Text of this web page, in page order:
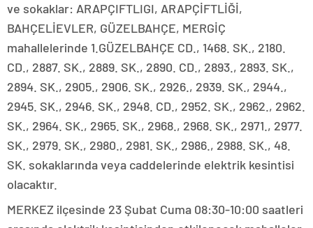
ve sokaklar: ARAPÇIFTLIGI, ARAPÇİFTLİĞİ,
BAHÇELİEVLER, GÜZELBAHÇE, MERGİÇ
mahallelerinde 1.GÜZELBAHÇE CD., 1468. SK., 2180.
CD., 2887. SK., 2889. SK., 2890. CD., 2893., 2893. SK.,
2894. SK., 2905., 2906. SK., 2926., 2939. SK., 2944.,
2945. SK., 2946. SK., 2948. CD., 2952. SK., 2962., 2962.
SK., 2964. SK., 2965. SK., 2968., 2968. SK., 2971., 2977.
SK., 2979. SK., 2980., 2981. SK., 2986., 2988. SK., 48.
SK. sokaklarında veya caddelerinde elektrik kesintisi
olacaktır.
MERKEZ ilçesinde 23 Şubat Cuma 08:30-10:00 saatleri